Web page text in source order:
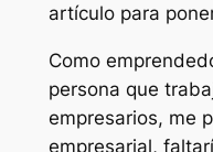
artículo para
Como
persona que
empresarios, me
empresarial,